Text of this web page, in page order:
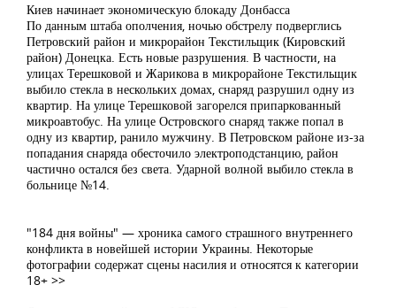
Киев начинает экономическую блокаду Донбасса
По данным штаба ополчения, ночью обстрелу подверглись
Петровский район и микрорайон Текстильщик (Кировский
район) Донецка. Есть новые разрушения. В частности, на
улицах Терешковой и Жарикова в микрорайоне Текстильщик
выбило стекла в нескольких домах, снаряд разрушил одну из
квартир. На улице Терешковой загорелся припаркованный
микроавтобус. На улице Островского снаряд также попал в
одну из квартир, ранило мужчину. В Петровском районе из-за
попадания снаряда обесточило электроподстанцию, район
частично остался без света. Ударной волной выбило стекла в
больнице №14.
"184 дня войны" — хроника самого страшного внутреннего
конфликта в новейшей истории Украины. Некоторые
фотографии содержат сцены насилия и относятся к категории
18+ >>